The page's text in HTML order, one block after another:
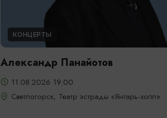
КОНЦЕРТЫ
Александр Панайотов
11.08.2026 19:00
Светлогорск, Театр эстрады «Янтарь-холл»